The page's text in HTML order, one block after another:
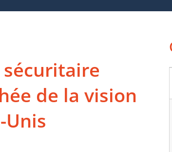
de la vision
Unis